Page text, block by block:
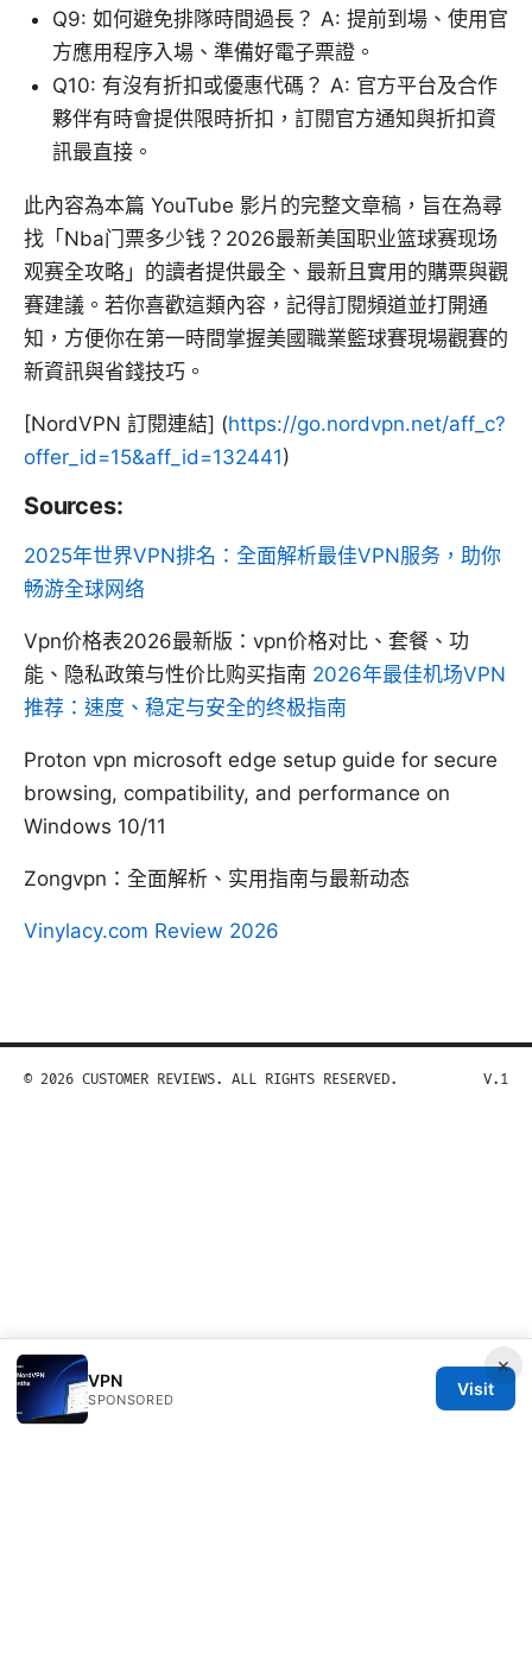
Q9: 如何避免排隊時間過長？ A: 提前到場、使用官
方應用程序入場、準備好電子票證。
Q10: 有沒有折扣或優惠代碼？ A: 官方平台及合作
夥伴有時會提供限時折扣，訂閱官方通知與折扣資
訊最直接。
此內容為本篇 YouTube 影片的完整文章稿，旨在為尋
找「Nba门票多少钱？2026最新美国职业篮球赛现场
观赛全攻略」的讀者提供最全、最新且實用的購票與觀
賽建議。若你喜歡這類內容，記得訂閱頻道並打開通
知，方便你在第一時間掌握美國職業籃球賽現場觀賽的
新資訊與省錢技巧。
[NordVPN 訂閱連結] (https://go.nordvpn.net/aff_c?
offer_id=15&aff_id=132441)
Sources:
2025年世界VPN排名：全面解析最佳VPN服务，助你
畅游全球网络
Vpn价格表2026最新版：vpn价格对比、套餐、功
能、隐私政策与性价比购买指南 2026年最佳机场VPN
推荐：速度、稳定与安全的终极指南
Proton vpn microsoft edge setup guide for secure
browsing, compatibility, and performance on
Windows 10/11
Zongvpn：全面解析、实用指南与最新动态
Vinylacy.com Review 2026
×
VPN
SPONSORED
Visit
© 2026 CUSTOMER REVIEWS. ALL RIGHTS RESERVED. V.1